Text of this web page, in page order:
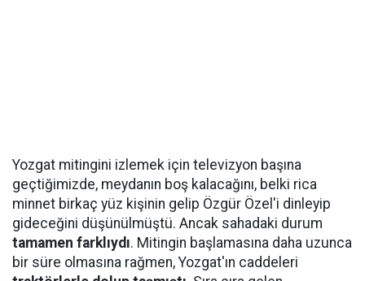
Yozgat mitingini izlemek için televizyon başına
geçtiğimizde, meydanın boş kalacağını, belki rica
minnet birkaç yüz kişinin gelip Özgür Özel'i dinleyip
gideceğini düşünülmüştü. Ancak sahadaki durum
tamamen farklıydı. Mitingin başlamasına daha uzunca
bir süre olmasına rağmen, Yozgat'ın caddeleri